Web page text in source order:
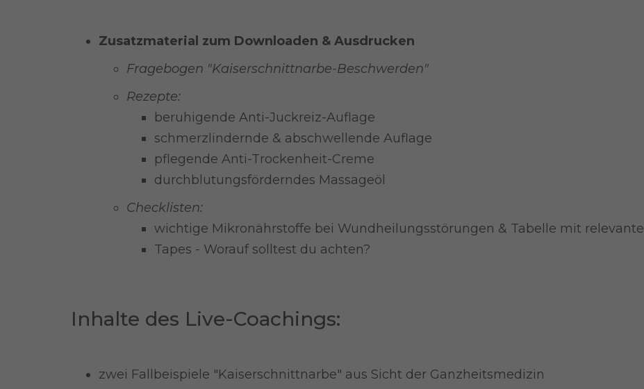
Zusatzmaterial zum Downloaden & Ausdrucken
Fragebogen "Kaiserschnittnarbe-Beschwerden"
Rezepte:
beruhigende Anti-Juckreiz-Auflage
schmerzlindernde & abschwellende Auflage
pflegende Anti-Trockenheit-Creme
durchblutungsförderndes Massageöl
Checklisten:
wichtige Mikronährstoffe bei Wundheilungsstörungen & Tabelle mit
Tapes - Worauf solltest du achten?
Inhalte des Live-Coachings:
zwei Fallbeispiele "Kaiserschnittnarbe" aus Sicht der Ganzheitsmedizin